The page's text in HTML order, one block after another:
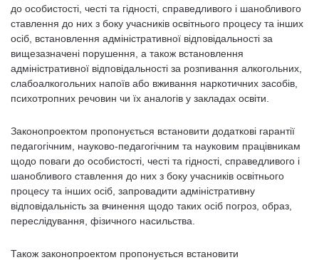
до особистості, честі та гідності, справедливого і шанобливого
ставлення до них з боку учасників освітнього процесу та інших
осіб, встановлення адміністративної відповідальності за
вищезазначені порушення, а також встановлення
адміністративної відповідальності за розпивання алкогольних,
слабоалкогольних напоїв або вживання наркотичних засобів,
психотропних речовин чи їх аналогів у закладах освіти.
Законопроектом пропонується встановити додаткові гарантії
педагогічним, науково-педагогічним та науковим працівникам
щодо поваги до особистості, честі та гідності, справедливого і
шанобливого ставлення до них з боку учасників освітнього
процесу та інших осіб, запровадити адміністративну
відповідальність за вчинення щодо таких осіб погроз, образ,
переслідування, фізичного насильства.
Також законопроектом пропонується встановити